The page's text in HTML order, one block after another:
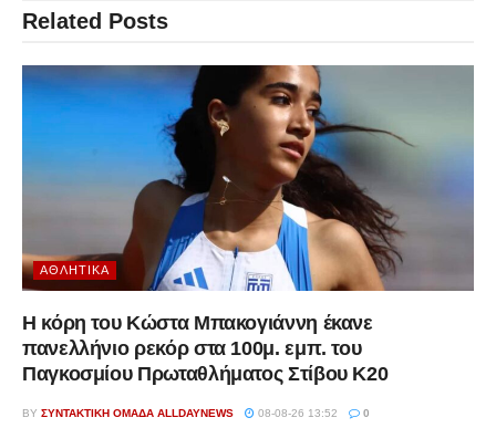
Related Posts
ΑΘΛΗΤΙΚΆ
Η κόρη του Κώστα Μπακογιάννη έκανε
πανελλήνιο ρεκόρ στα 100μ. εμπ. του
Παγκοσμίου Πρωταθλήματος Στίβου Κ20
BY ΣΥΝΤΑΚΤΙΚΉ ΟΜΆΔΑ ALLDAYNEWS 08-08-26 13:52 0